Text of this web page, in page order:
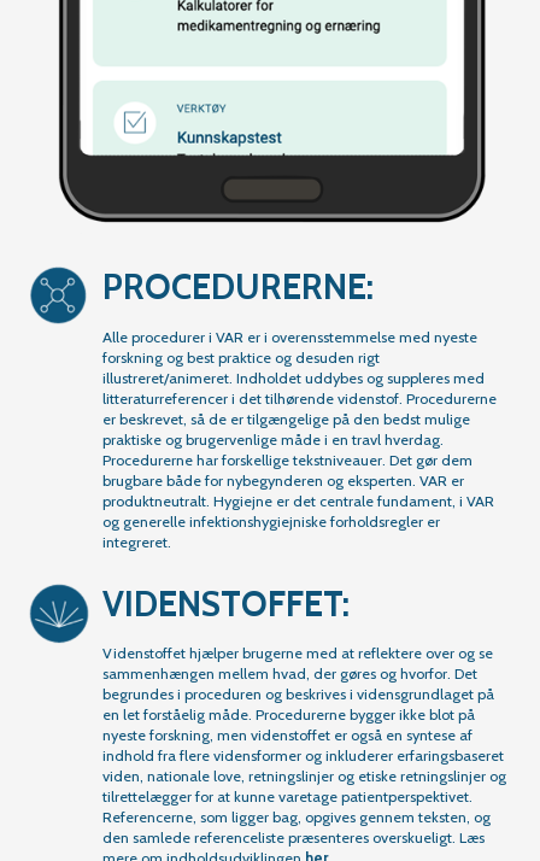
PROCEDURERNE:
Alle procedurer i VAR er i overensstemmelse med nyeste
forskning og best praktice og desuden rigt
illustreret/animeret. Indholdet uddybes og suppleres med
litteraturreferencer i det tilhørende videnstof. Procedurerne
er beskrevet, så de er tilgængelige på den bedst mulige
praktiske og brugervenlige måde i en travl hverdag.
Procedurerne har forskellige tekstniveauer. Det gør dem
brugbare både for nybegynderen og eksperten. VAR er
produktneutralt. Hygiejne er det centrale fundament, i VAR
og generelle infektionshygiejniske forholdsregler er
integreret.
VIDENSTOFFET:
Videnstoffet hjælper brugerne med at reflektere over og se
sammenhængen mellem hvad, der gøres og hvorfor. Det
begrundes i proceduren og beskrives i vidensgrundlaget på
en let forståelig måde. Procedurerne bygger ikke blot på
nyeste forskning, men videnstoffet er også en syntese af
indhold fra flere vidensformer og inkluderer erfaringsbaseret
viden, nationale love, retningslinjer og etiske retningslinjer og
tilrettelægger for at kunne varetage patientperspektivet.
Referencerne, som ligger bag, opgives gennem teksten, og
den samlede referenceliste præsenteres overskueligt. Læs